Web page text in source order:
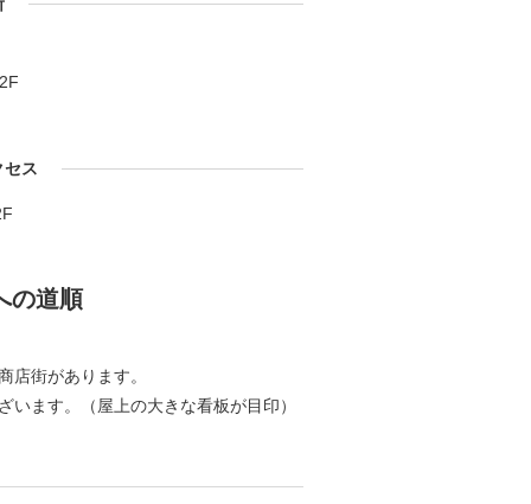
セス
の道順
店街があります。
ます。（屋上の大きな看板が目印）